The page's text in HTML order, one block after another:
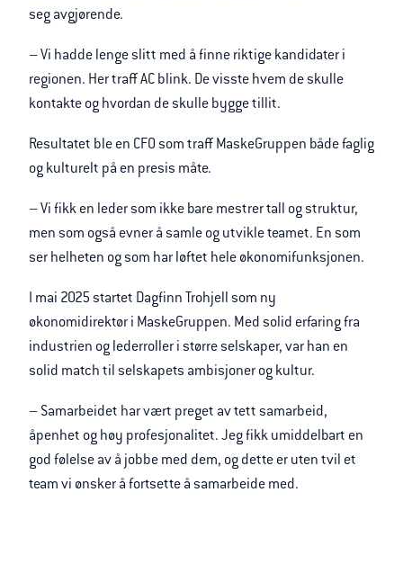
seg avgjørende.
– Vi hadde lenge slitt med å finne riktige kandidater i
regionen. Her traff AC blink. De visste hvem de skulle
kontakte og hvordan de skulle bygge tillit.
Resultatet ble en CFO som traff MaskeGruppen både faglig
og kulturelt på en presis måte.
– Vi fikk en leder som ikke bare mestrer tall og struktur,
men som også evner å samle og utvikle teamet. En som
ser helheten og som har løftet hele økonomifunksjonen.
I mai 2025 startet Dagfinn Trohjell som ny
økonomidirektør i MaskeGruppen. Med solid erfaring fra
industrien og lederroller i større selskaper, var han en
solid match til selskapets ambisjoner og kultur.
– Samarbeidet har vært preget av tett samarbeid,
åpenhet og høy profesjonalitet. Jeg fikk umiddelbart en
god følelse av å jobbe med dem, og dette er uten tvil et
team vi ønsker å fortsette å samarbeide med.